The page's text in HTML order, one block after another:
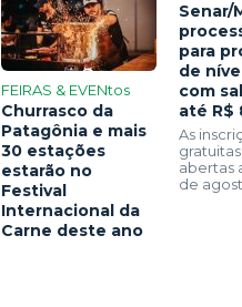
FEIRAS & EVENtos
Churrasco da
Patagônia e mais
30 estações
estarão no
Festival
Internacional da
Carne deste ano
Senar/
para
de
com
até R$
As
abertas
de